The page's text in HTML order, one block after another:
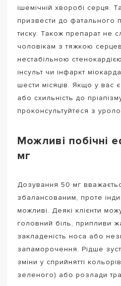
ішемічній хворобі серця.
призвести до фатального
тиску. Також препарат не
чоловікам з тяжкою
нестабільною
інсульт чи інфаркт
шести місяців. Якщо у вас
або схильність до
проконсультуйтеся з
Можливі побічні
мг
Дозування 50 мг
збалансованим, проте
можливі. Деякі клієнти
головний біль, припливи
закладеність носа або
запаморочення. Рідше
зміни у сприйнятті
зеленого) або розлади